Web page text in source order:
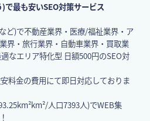
で最も安いSEO対策サービス
ど)で不動産業界・医療/福祉業界・ア
界・旅行業界・自動車業界・買取業
なエリア特化型 日額500円のSEO対
料金の費用にて即日対応しておりま
人口7393人)でWEB集